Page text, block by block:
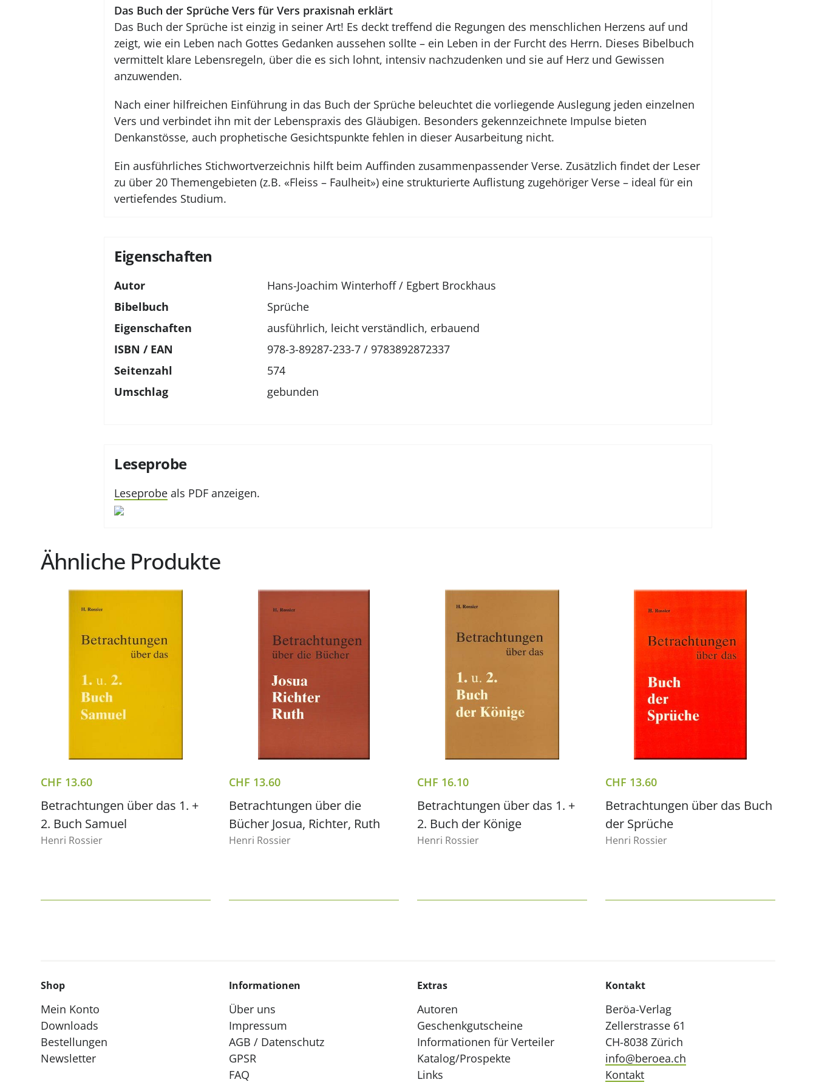
Das Buch der Sprüche Vers für Vers praxisnah erklärt
Das Buch der Sprüche ist einzig in seiner Art! Es deckt treffend die Regungen des menschlichen Herzens auf und
zeigt, wie ein Leben nach Gottes Gedanken aussehen sollte – ein Leben in der Furcht des Herrn. Dieses Bibelbuch
vermittelt klare Lebensregeln, über die es sich lohnt, intensiv nachzudenken und sie auf Herz und Gewissen
anzuwenden.
Nach einer hilfreichen Einführung in das Buch der Sprüche beleuchtet die vorliegende Auslegung jeden einzelnen
Vers und verbindet ihn mit der Lebenspraxis des Gläubigen. Besonders gekennzeichnete Impulse bieten
Denkanstösse, auch prophetische Gesichtspunkte fehlen in dieser Ausarbeitung nicht.
Ein ausführliches Stichwortverzeichnis hilft beim Auffinden zusammenpassender Verse. Zusätzlich findet der Leser
zu über 20 Themengebieten (z.B. «Fleiss – Faulheit») eine strukturierte Auflistung zugehöriger Verse – ideal für ein
vertiefendes Studium.
Eigenschaften
Autor Hans-Joachim Winterhoff/ Egbert Brockhaus
Bibelbuch
Sprüche
Eigenschaften
ausführlich, leicht verständlich, erbauend
ISBN / EAN
978-3-89287-233-7 / 9783892872337
Seitenzahl
574
Umschlag
gebunden
Leseprobe
Leseprobe als PDF anzeigen.
Ähnliche Produkte
CHF 13.60
Betrachtungen über das 1. +
2. Buch Samuel
Henri Rossier
CHF 13.60
Betrachtungen über die
Bücher Josua, Richter, Ruth
Henri Rossier
CHF 16.10
Betrachtungen über das 1. +
2. Buch der Könige
Henri Rossier
CHF 13.60
Betrachtungen über das Buch
der Sprüche
Henri Rossier
Shop
Mein Konto
Downloads
Bestellungen
Newsletter
Informationen
Über uns
Impressum
AGB / Datenschutz
GPSR
FAQ
Extras
Autoren
Geschenkgutscheine
Informationen für Verteiler
Katalog/Prospekte
Links
Kontakt
Beröa-Verlag
Zellerstrasse 61
CH-8038 Zürich
info@beroea.ch
Kontakt